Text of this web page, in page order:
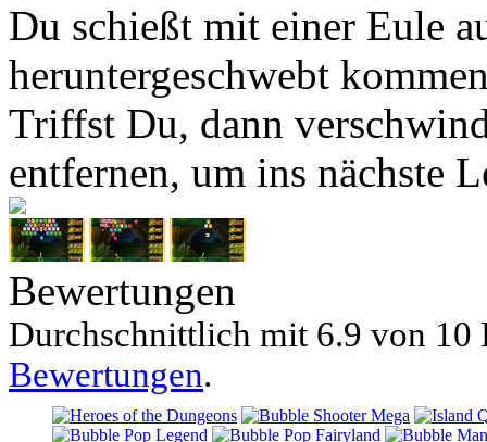
Du schießt mit einer Eule
heruntergeschwebt
Triffst Du, dann
entfernen, um ins nächste
Bewertungen
Durchschnittlich mit 6.9 von 10
Bewertungen.